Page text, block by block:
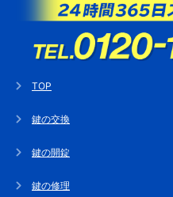
TOP
鍵の交換
鍵の開錠
鍵の修理